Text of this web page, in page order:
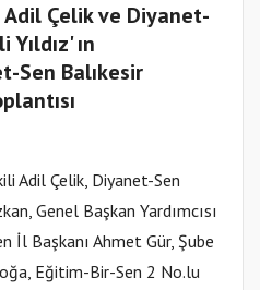
Çelik ve Diyanet-
ın
Sen Balıkesir
Adil Çelik, Diyanet-Sen
Genel Başkan Yardımcısı
İl Başkanı Ahmet Gür, Şube
Eğitim-Bir-Sen 2 No.lu